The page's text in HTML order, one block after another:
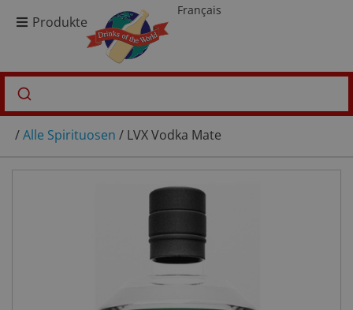
Produkte
Français
/Alle Spirituosen / LVX Vodka Mate